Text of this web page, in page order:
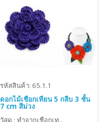
รหัสสินค้า: 65.1.1
ดอกไม้เชือกเทียน 5 กลีบ 3 ชั้น
7 cm สีม่วง
วัสดุ : ทำจากเชือกเท..